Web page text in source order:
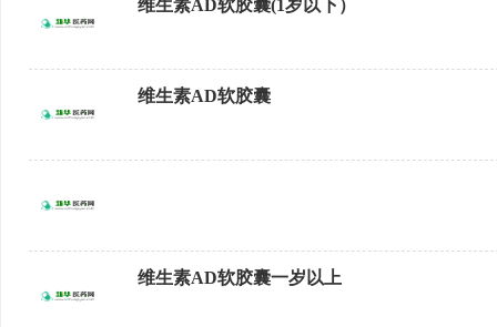
维生素AD软胶囊(1岁以下）
维生素AD软胶囊
维生素AD软胶囊一岁以上